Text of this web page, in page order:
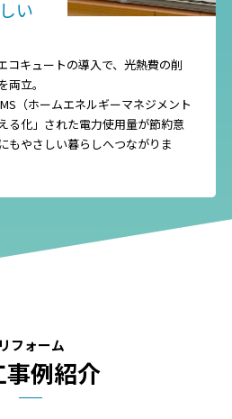
い
コキュートの導入で、光熱費の削
立。
（ホームエネルギーマネジメント
る化」された電力使用量が節約意
もやさしい暮らしへつながりま
リフォーム
事例紹介